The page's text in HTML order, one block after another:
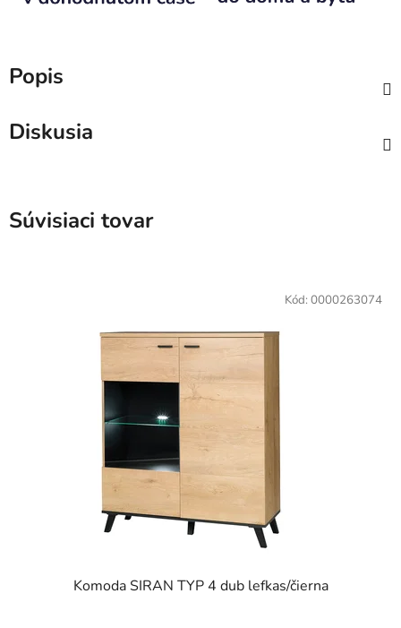
Popis
Diskusia
Súvisiaci tovar
Komoda SIRAN TYP 4 dub lefkas/čierna
Kód: 0000263074